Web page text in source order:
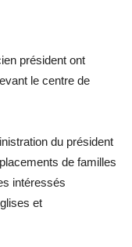
président ont
le centre de
du président
de familles
intéressés
et